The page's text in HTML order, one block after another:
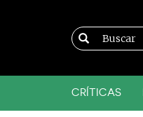
CRÍTICAS